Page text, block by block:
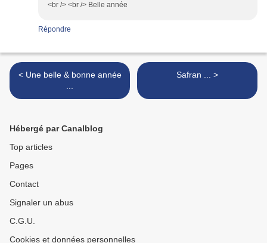
<br /> <br /> Belle année
Répondre
< Une belle & bonne année
Safran ... >
Hébergé par Canalblog
Top articles
Pages
Contact
Signaler un abus
C.G.U.
Cookies et données personnelles